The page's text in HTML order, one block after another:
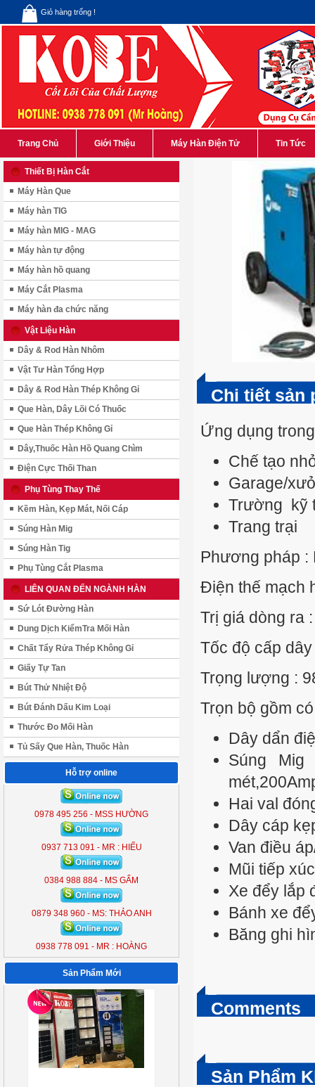
Giỏ hàng trống !
Trang Chủ Giới Thiệu Máy Hàn Điện Tử Tin Tức
Thiết Bị Hàn Cắt
Máy Hàn Que
Máy hàn TIG
Máy hàn MIG - MAG
Máy hàn tự động
Máy hàn hồ quang
Máy Cắt Plasma
Máy hàn đa chức năng
Vật Liệu Hàn
Dây & Rod Hàn Nhôm
Vật Tư Hàn Tổng Hợp
Dây & Rod Hàn Thép Không Gỉ
Que Hàn, Dây Lõi Có Thuốc
Que Hàn Thép Không Gỉ
Dây,Thuốc Hàn Hồ Quang Chìm
Điện Cực Thối Than
Phụ Tùng Thay Thế
Kềm Hàn, Kẹp Mát, Nối Cáp
Súng Hàn Mig
Súng Hàn Tig
Phụ Tùng Cắt Plasma
LIÊN QUAN ĐẾN NGÀNH HÀN
Sứ Lót Đường Hàn
Dung Dịch KiểmTra Mối Hàn
Chất Tẩy Rửa Thép Không Gỉ
Giấy Tự Tan
Bút Thử Nhiệt Độ
Bút Đánh Dấu Kim Loại
Thước Đo Mối Hàn
Tủ Sấy Que Hàn, Thuốc Hàn
Hỗ trợ online
0978 495 256 - MSS HƯỜNG
0937 713 091 - MR : HIẾU
0384 988 884 - MS GẤM
0879 348 960 - MS: THẢO ANH
0938 778 091 - MR : HOÀNG
Sản Phẩm Mới
ĐÈN LIỀN THỂ KOBE 7300 (
300W )
KB - 7300
ĐÈN LIỀN THỂ KOBE 7300 (
300W )
KB - 7300
Chi tiết sản
Ứng dụng
Chế tạo
Garage/
Trường kỹ
Trang trại
Phương pháp :
Điện thế mạch
Trị giá dòng ra
Tốc độ cấp dây
Trọng lượng :
Trọn bộ gồm
Dây dẩn
Súng
Hai val
Dây cáp
Van điều
Mũi tiếp
Xe đểy lắp
Bánh xe
Băng ghi
Comments
Sản Phẩm